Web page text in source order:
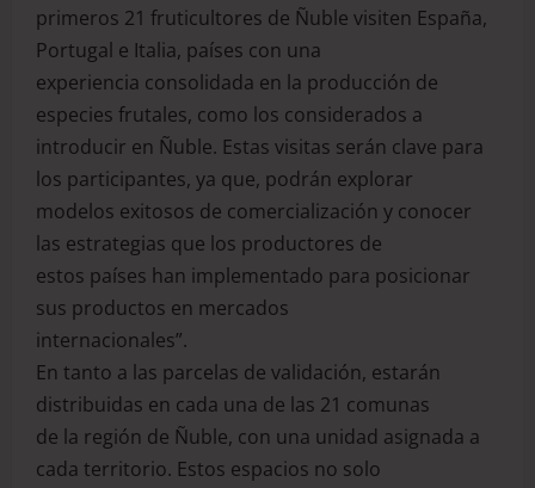
primeros 21 fruticultores de Ñuble visiten España,
Portugal e Italia, países con una
experiencia consolidada en la producción de
especies frutales, como los considerados a
introducir en Ñuble. Estas visitas serán clave para
los participantes, ya que, podrán explorar
modelos exitosos de comercialización y conocer
las estrategias que los productores de
estos países han implementado para posicionar
sus productos en mercados
internacionales”.
En tanto a las parcelas de validación, estarán
distribuidas en cada una de las 21 comunas
de la región de Ñuble, con una unidad asignada a
cada territorio. Estos espacios no solo